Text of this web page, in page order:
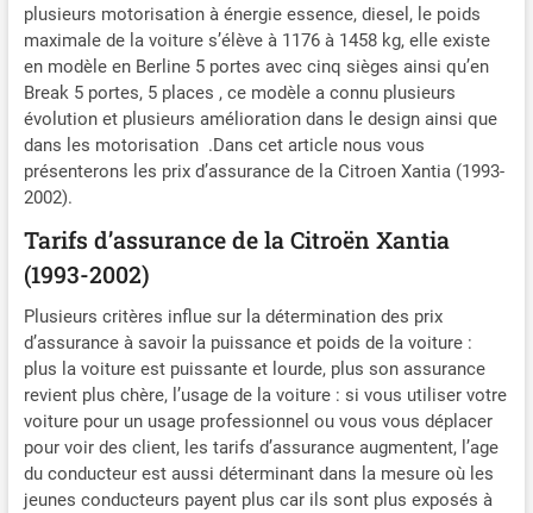
plusieurs motorisation à énergie essence, diesel, le poids
maximale de la voiture s’élève à 1176 à 1458 kg, elle existe
en modèle en Berline 5 portes avec cinq sièges ainsi qu’en
Break 5 portes, 5 places , ce modèle a connu plusieurs
évolution et plusieurs amélioration dans le design ainsi que
dans les motorisation .Dans cet article nous vous
présenterons les prix d’assurance de la Citroen Xantia (1993-
2002).
Tarifs d’assurance de la Citroën Xantia
(1993-2002)
Plusieurs critères influe sur la détermination des prix
d’assurance à savoir la puissance et poids de la voiture :
plus la voiture est puissante et lourde, plus son assurance
revient plus chère, l’usage de la voiture : si vous utiliser votre
voiture pour un usage professionnel ou vous vous déplacer
pour voir des client, les tarifs d’assurance augmentent, l’age
du conducteur est aussi déterminant dans la mesure où les
jeunes conducteurs payent plus car ils sont plus exposés à